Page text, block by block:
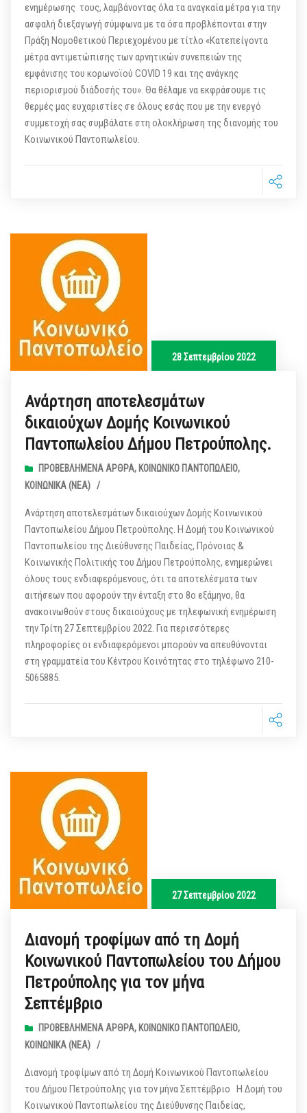
ενημέρωσης τους, λαμβάνοντας όλα τα αναγκαία μέτρα για την
ασφαλή διεξαγωγή σύμφωνα με τα όσα προβλέπονται στην
Πράξη Νομοθετικού Περιεχομένου με τίτλο «Κατεπείγοντα
μέτρα αντιμετώπισης των αρνητικών συνεπειών της
εμφάνισης του κορωνοϊού COVID 19 και της ανάγκης
περιορισμού διάδοσής του». Θα θέλαμε να εκφράσουμε τις
θερμές μας ευχαριστίες σε όλους εσάς που με την ενεργό
συμμετοχή σας συμβάλατε στη ολοκλήρωση της διανομής του
Κοινωνικού Παντοπωλείου.
28 Σεπτεμβρίου 2022
Ανάρτηση αποτελεσμάτων
δικαιούχων Δομής Κοινωνικού
Παντοπωλείου Δήμου Πετρούπολης.
ΠΡΟΒΕΒΛΗΜΈΝΑ ΆΡΘΡΑ, ΚΟΙΝΩΝΙΚΌ ΠΑΝΤΟΠΩΛΕΊΟ,
ΚΟΙΝΩΝΙΚΆ (ΝΕΑ) /
Ανάρτηση αποτελεσμάτων δικαιούχων Δομής Κοινωνικού
Παντοπωλείου Δήμου Πετρούπολης. Η Δομή του Κοινωνικού
Παντοπωλείου της Διεύθυνσης Παιδείας, Πρόνοιας &
Κοινωνικής Πολιτικής του Δήμου Πετρούπολης, ενημερώνει
όλους τους ενδιαφερόμενους, ότι τα αποτελέσματα των
αιτήσεων που αφορούν την ένταξη στο 8ο εξάμηνο, θα
ανακοινωθούν στους δικαιούχους με τηλεφωνική ενημέρωση
την Τρίτη 27 Σεπτεμβρίου 2022. Για περισσότερες
πληροφορίες οι ενδιαφερόμενοι μπορούν να απευθύνονται
στη γραμματεία του Κέντρου Κοινότητας στο τηλέφωνο 210-
5065885.
27 Σεπτεμβρίου 2022
Διανομή τροφίμων από τη Δομή
Κοινωνικού Παντοπωλείου του Δήμου
Πετρούπολης για τον μήνα
Σεπτέμβριο
ΠΡΟΒΕΒΛΗΜΈΝΑ ΆΡΘΡΑ, ΚΟΙΝΩΝΙΚΌ ΠΑΝΤΟΠΩΛΕΊΟ,
ΚΟΙΝΩΝΙΚΆ (ΝΕΑ) /
Διανομή τροφίμων από τη Δομή Κοινωνικού Παντοπωλείου
του Δήμου Πετρούπολης για τον μήνα Σεπτέμβριο Η Δομή του
Κοινωνικού Παντοπωλείου της Διεύθυνσης Παιδείας,